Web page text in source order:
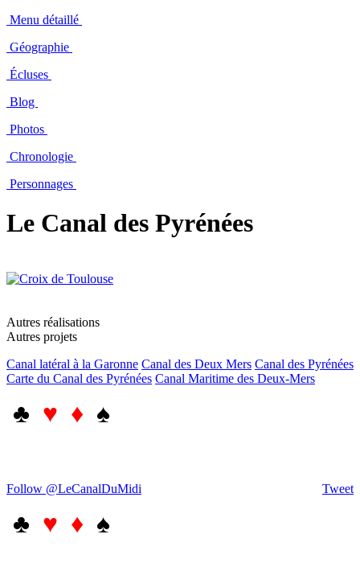
Menu détaillé
Géographie
Écluses
Blog
Photos
Chronologie
Personnages
Le Canal des Pyrénées
Autres réalisations
Autres projets
Canal latéral à la Garonne Canal des Deux Mers Canal des Pyrénées
Carte du Canal des Pyrénées Canal Maritime des Deux-Mers
♣ ♥ ♦ ♠
Tweet
Follow @LeCanalDuMidi
♣ ♥ ♦ ♠